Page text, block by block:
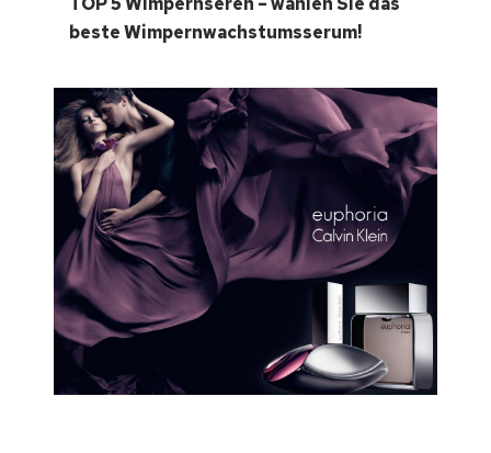
beste Wimpernwachstumsserum!